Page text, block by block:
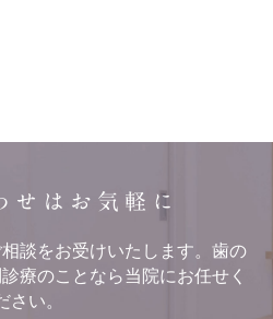
せはお気軽に
談をお受けいたします。歯の
療のことなら当院にお任せく
さい。